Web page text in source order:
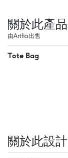
關於此產品
由Artfia出售
Tote Bag
關於此設計